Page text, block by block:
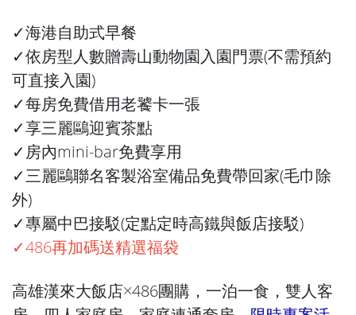
✓海港自助式早餐
✓依房型人數贈壽山動物園入園門票(不需預約
可直接入園)
✓每房免費借用老饕卡一張
✓享三麗鷗迎賓茶點
✓房內mini-bar免費享用
✓三麗鷗聯名客製浴室備品免費帶回家(毛巾除
外)
✓專屬中巴接駁(定點定時高鐵與飯店接駁)
✓486再加碼送精選福袋
高雄漢來大飯店×486團購，一泊一食，雙人客